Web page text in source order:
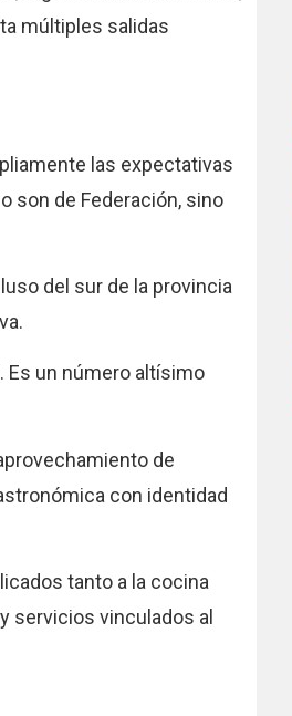
múltiples salidas
las expectativas
son de Federación, sino
del sur de la provincia
Es un número altísimo
de
con identidad
tanto a la cocina
servicios vinculados al